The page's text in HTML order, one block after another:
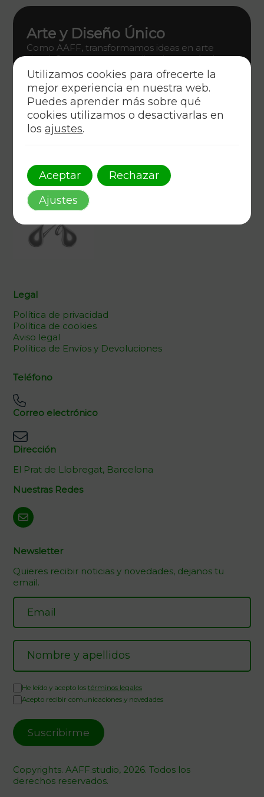
Arte y Diseño Único
Como AAFF, transformamos ideas en arte
visual. Conecta con tu audiencia a través de un
diseño gráfico innovador que encarna estilo y
estrategia.
Descúbrelo
Legal
Política de privacidad
Política de cookies
Aviso legal
Política de Envíos y Devoluciones
Teléfono
Correo electrónico
Dirección
El Prat de Llobregat, Barcelona
Nuestras Redes
Newsletter
Quieres recibir noticias y novedades, dejanos tu
email.
He leído y acepto los términos legales
Acepto recibir comunicaciones y novedades
Copyrights. AAFF.studio, 2026. Todos los
derechos reservados.
Utilizamos cookies para ofrecerte la
mejor experiencia en nuestra web.
Puedes aprender más sobre qué
cookies utilizamos o desactivarlas en
losajustes.
Aceptar
Rechazar
Ajustes